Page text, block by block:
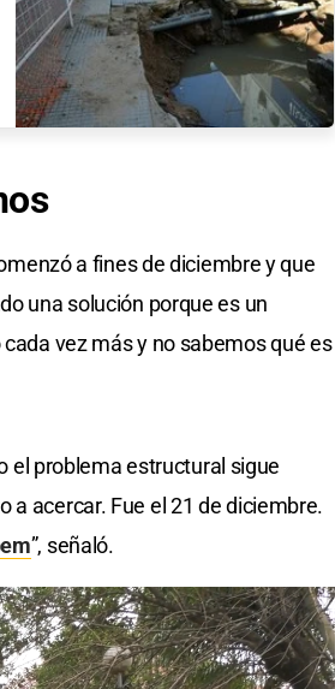
a fines de diciembre y que
una solución porque es un
vez más y no sabemos qué es
el problema estructural sigue
acercar. Fue el 21 de diciembre.
”, señaló.